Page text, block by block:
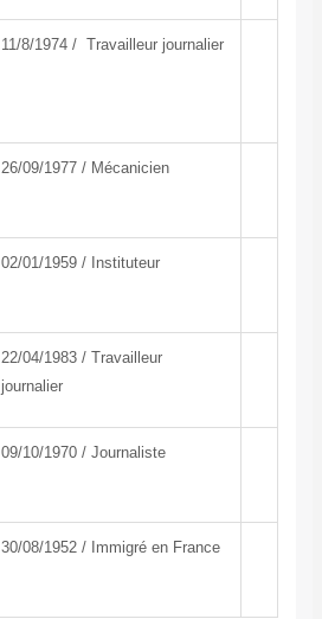
11/8/1974 / Travailleur journalier
26/09/1977 / Mécanicien
02/01/1959 / Instituteur
22/04/1983 / Travailleur
journalier
09/10/1970 / Journaliste
30/08/1952 / Immigré en France